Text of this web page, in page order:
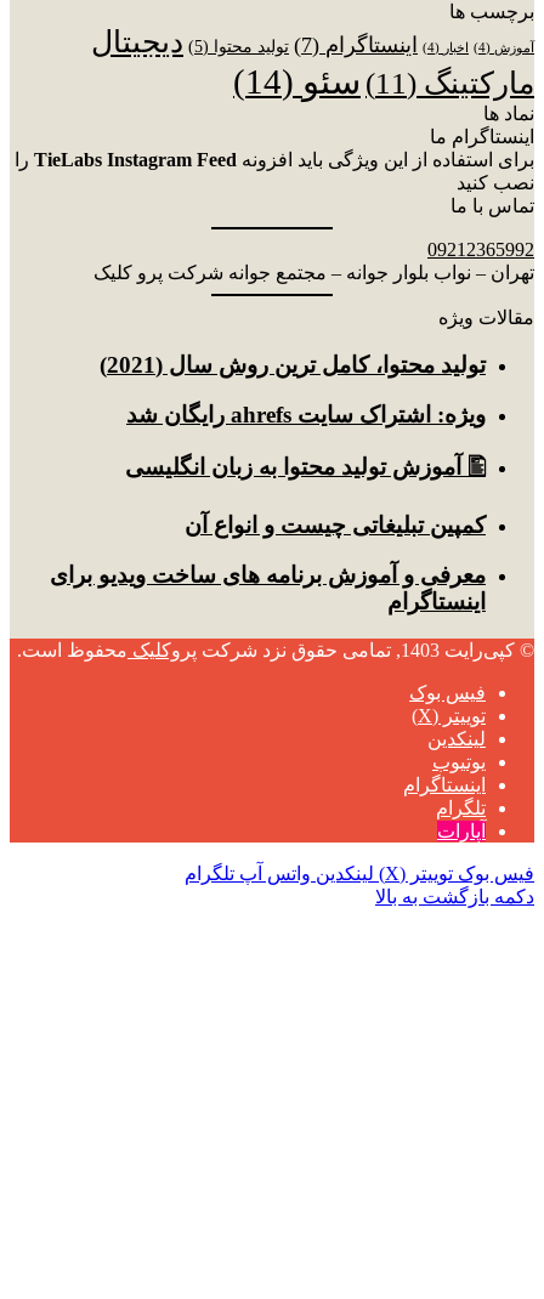
برچسب ها
آموزش (4) اخبار (4) اینستاگرام (7) تولید محتوا (5)
دیجیتال
مارکتینگ (11) سئو (14)
نماد ها
اینستاگرام ما
برای استفاده از این ویژگی باید افزونه TieLabs Instagram Feed را
نصب کنید
تماس با ما
09212365992
تهران – نواب بلوار جوانه – مجتمع جوانه شرکت پرو کلیک
مقالات ویژه
توليد محتوا، کامل ترین روش سال (2021)
ویژه: اشتراک سایت ahrefs رایگان شد
🖺 آموزش تولید محتوا به زبان انگلیسی
کمپین تبلیغاتی چیست و انواع آن
معرفی و آموزش برنامه های ساخت ویدیو برای
اینستاگرام
© کپی‌رایت 1403, تمامی حقوق نزد شرکت پروکلیک محفوظ است.
فیس بوک
توییتر (X)
لینکدین
یوتیوب
اینستاگرام
تلگرام
آپارات
فیس بوک توییتر (X) لینکدین واتس آپ تلگرام
دکمه بازگشت به بالا